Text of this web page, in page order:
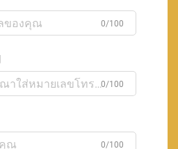
0/100
0/100
0/100